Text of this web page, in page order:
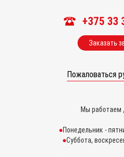
+375 33
Заказать
Пожаловаться
Мы работаем
Понедельник -
Суббота,